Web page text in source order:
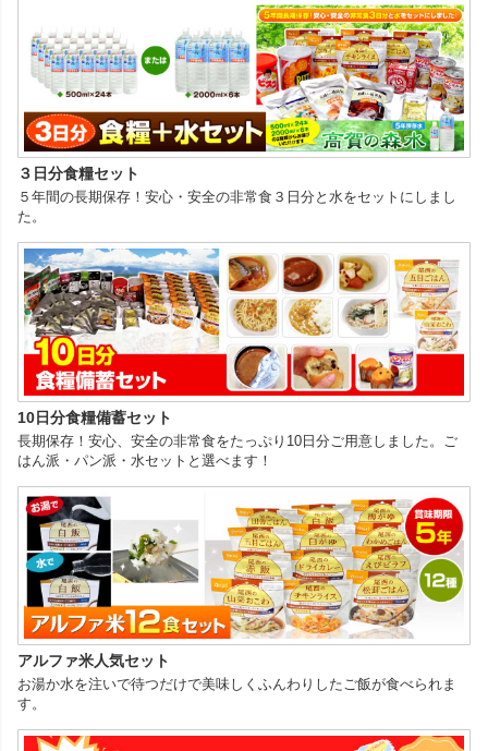
３日分食糧セット
５年間の長期保存！安心・安全の非常食３日分と水をセットにしまし
た。
10日分食糧備蓄セット
長期保存！安心、安全の非常食をたっぷり10日分ご用意しました。ご
はん派・パン派・水セットと選べます！
アルファ米人気セット
お湯か水を注いで待つだけで美味しくふんわりしたご飯が食べられま
す。